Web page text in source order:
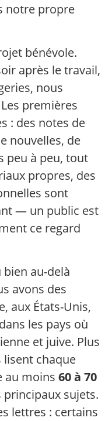
notre propre
bénévole.
après le travail,
nous
premières
: des notes de
nouvelles, de
peu à peu, tout
propres, des
sont
— un public est
ce regard
bien au-delà
avons des
aux États-Unis,
les pays où
et juive. Plus
lisent chaque
au moins 60 à 70
principaux sujets.
lettres : certains